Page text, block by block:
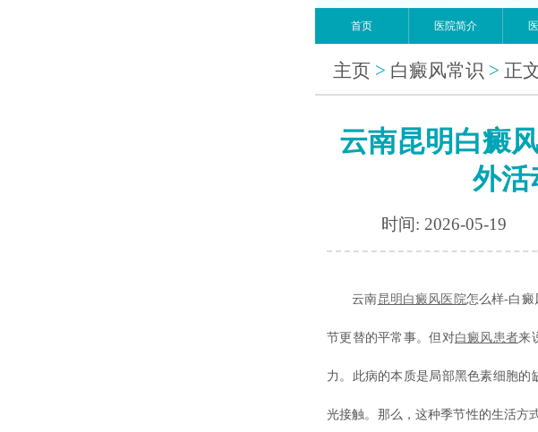
首页 医院简介
主页 > 白癜风常识 > 正
云南昆明白癜
外活
时间: 2026-05-19
云南昆明白癜风医院怎么样-白癜
节更替的平常事。但对白癜风患者来
力。此病的本质是局部黑色素细胞的
光接触。那么，这种季节性的生活方